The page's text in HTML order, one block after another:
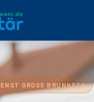
GROSS BRUNNECK